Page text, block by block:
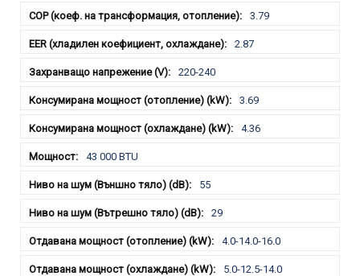
3.79
2.87
220-240
3.69
4.36
43 000 BTU
55
29
4.0-14.0-16.0
5.0-12.5-14.0